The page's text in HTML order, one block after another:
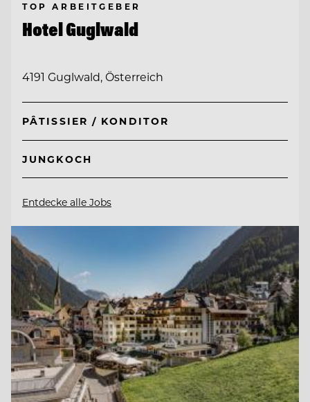
TOP ARBEITGEBER
Hotel Guglwald
4191 Guglwald, Österreich
PÂTISSIER / KONDITOR
JUNGKOCH
Entdecke alle Jobs